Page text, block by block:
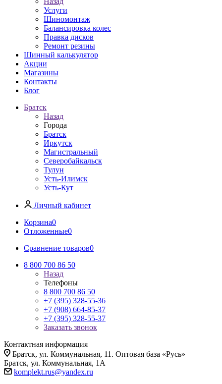
Услуги
Шиномонтаж
Балансировка колес
Правка дисков
Ремонт резины
Шинный калькулятор
Акции
Магазины
Контакты
Блог
Братск
Назад
Города
Братск
Иркутск
Магистральный
Северобайкальск
Тулун
Усть-Илимск
Усть-Кут
Личный кабинет
Корзина0
Отложенные0
Сравнение товаров0
8 800 700 86 50
Назад
Телефоны
8 800 700 86 50
+7 (395) 328-55-36
+7 (908) 664-85-37
+7 (395) 328-55-37
Заказать звонок
Контактная информация
Братск, ул. Коммунальная, 11. Оптовая база «Русь»
Братск, ул. Коммунальная, 1А
komplekt.rus@yandex.ru